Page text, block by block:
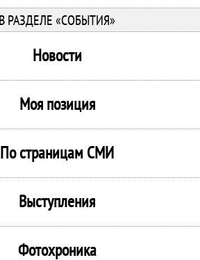
В РАЗДЕЛЕ «СОБЫТИЯ»
Новости
Моя позиция
По страницам СМИ
Выступления
Фотохроника